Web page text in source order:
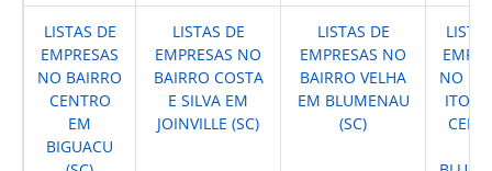
LISTAS DE
EMPRESAS
NO BAIRRO
CENTRO
EM
BIGUACU
LISTAS DE
EMPRESAS NO
BAIRRO COSTA
E SILVA EM
JOINVILLE (SC)
LISTAS DE
EMPRESAS NO
BAIRRO VELHA
EM BLUMENAU
(SC)
NO